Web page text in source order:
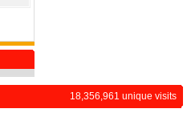
18,356,961 unique visits